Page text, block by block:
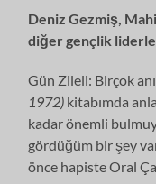
Deniz Gezmiş,
diğer gençlik
Gün Zileli: Birçok
1972) kitabımda
kadar önemli
gördüğüm bir şey
önce hapiste Oral